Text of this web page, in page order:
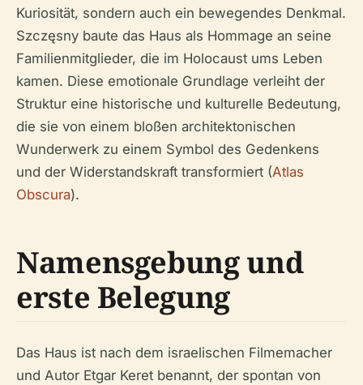
Kuriosität, sondern auch ein bewegendes Denkmal.
Szczęsny baute das Haus als Hommage an seine
Familienmitglieder, die im Holocaust ums Leben
kamen. Diese emotionale Grundlage verleiht der
Struktur eine historische und kulturelle Bedeutung,
die sie von einem bloßen architektonischen
Wunderwerk zu einem Symbol des Gedenkens
und der Widerstandskraft transformiert (Atlas
Obscura).
Namensgebung und
erste Belegung
Das Haus ist nach dem israelischen Filmemacher
und Autor Etgar Keret benannt, der spontan von